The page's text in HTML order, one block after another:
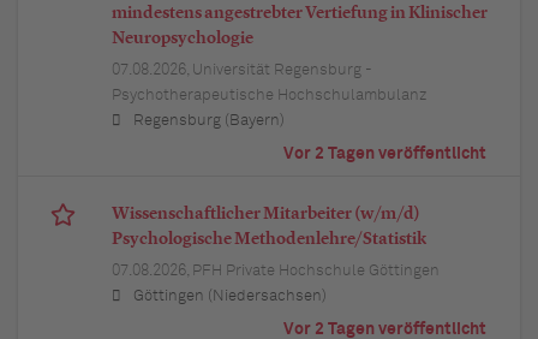
mindestens angestrebter Vertiefung in Klinischer
Neuropsychologie
07.08.2026, Universität Regensburg -
Psychotherapeutische Hochschulambulanz
Regensburg (Bayern)
Vor 2 Tagen veröffentlicht
Wissenschaftlicher Mitarbeiter (w/m/d)
Psychologische Methodenlehre/Statistik
07.08.2026, PFH Private Hochschule Göttingen
Göttingen (Niedersachsen)
Vor 2 Tagen veröffentlicht